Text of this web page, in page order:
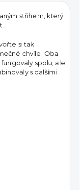
střihem, který
si tak
chvíle. Oba
spolu, ale
s dalšími